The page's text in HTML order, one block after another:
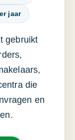
jaar
gebruikt
die
en